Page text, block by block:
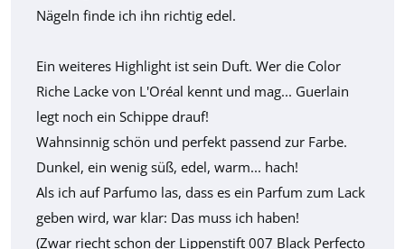
Nägeln finde ich ihn richtig edel.
Ein weiteres Highlight ist sein Duft. Wer die Color
Riche Lacke von L'Oréal kennt und mag... Guerlain
legt noch ein Schippe drauf!
Wahnsinnig schön und perfekt passend zur Farbe.
Dunkel, ein wenig süß, edel, warm... hach!
Als ich auf Parfumo las, dass es ein Parfum zum Lack
geben wird, war klar: Das muss ich haben!
(Zwar riecht schon der Lippenstift 007 Black Perfecto